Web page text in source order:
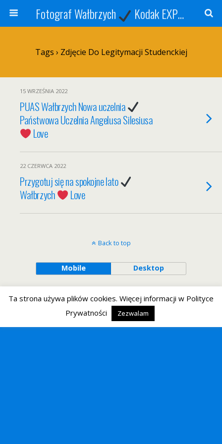
Fotograf Wałbrzych Kodak EXPRESS
Tags › Zdjęcie Do Legitymacji Studenckiej
15 WRZEŚNIA 2022
PUAS Wałbrzych Nowa uczelnia
Państwowa Uczelnia Angelusa Silesiusa
Love
22 CZERWCA 2022
Przygotuj się na spokojne lato
Wałbrzych
Love
Back to top
Mobile Desktop
Ta strona używa plików cookies. Więcej informacji w Polityce
Prywatności
Zezwalam